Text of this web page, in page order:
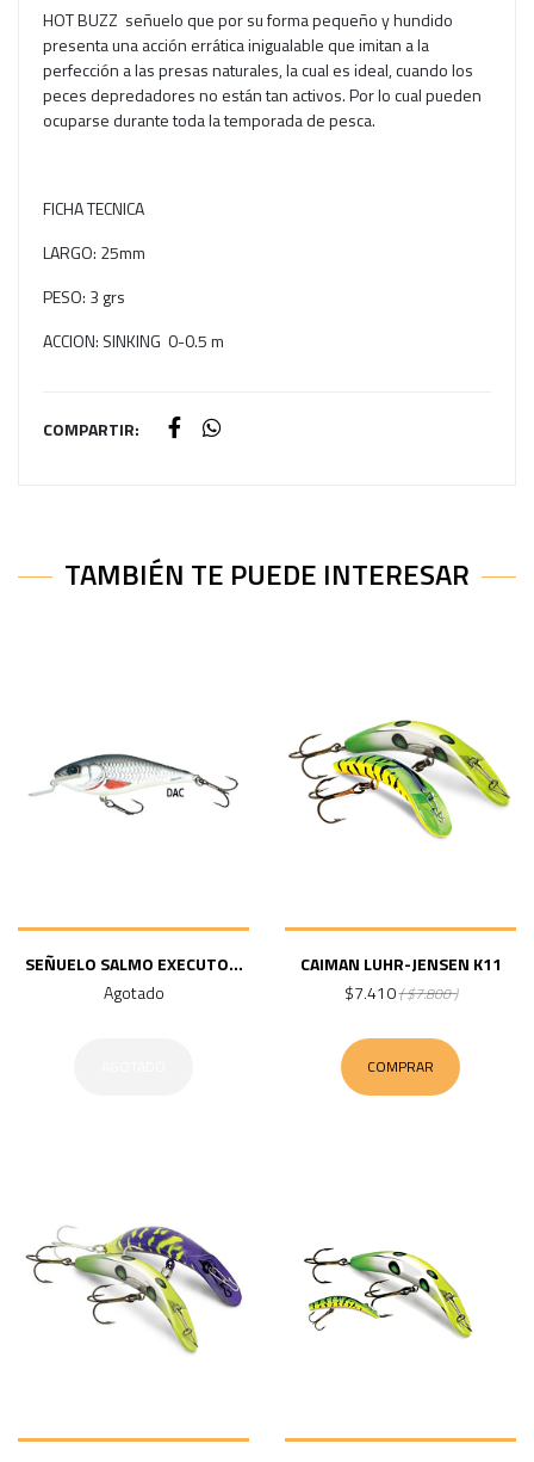
HOT BUZZ señuelo que por su forma pequeño y hundido
presenta una acción errática inigualable que imitan a la
perfección a las presas naturales, la cual es ideal, cuando los
peces depredadores no están tan activos. Por lo cual pueden
ocuparse durante toda la temporada de pesca.
FICHA TECNICA
LARGO: 25mm
PESO: 3 grs
ACCION: SINKING 0-0.5 m
COMPARTIR:
TAMBIÉN TE PUEDE INTERESAR
SEÑUELO SALMO EXECUTO...
Agotado
CAIMAN LUHR-JENSEN K11
$7.410( $7.800 )
COMPRAR